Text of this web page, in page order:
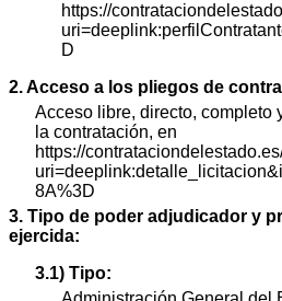
https://
D
2. Acceso a los pliegos de
Acceso libre, directo, completo
la contratación, en
https://
8A%3D
3. Tipo de poder adjudicador y
ejercida:
3.1) Tipo: